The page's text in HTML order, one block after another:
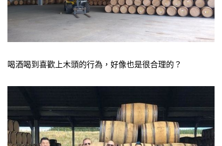
喝酒喝到喜歡上木頭的行為，好像也是很合理的？